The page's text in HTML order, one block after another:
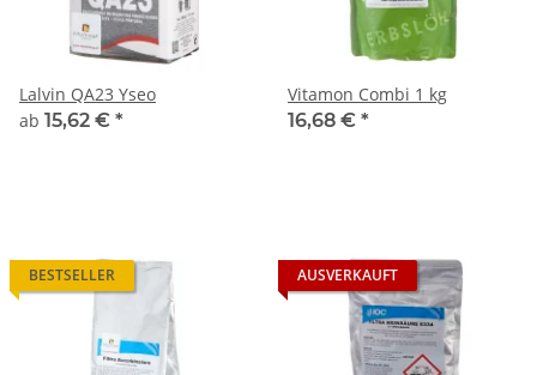
Lalvin QA23 Yseo
ab 15,62 € *
Vitamon Combi 1 kg
16,68 € *
BESTSELLER AUSVERKAUFT